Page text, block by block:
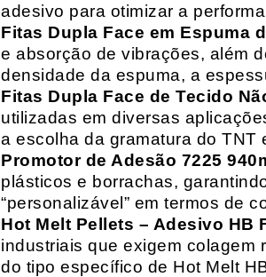
adesivo para otimizar a
Fitas Dupla Face em Espuma
e absorção de vibrações, além
densidade da espuma, a
Fitas Dupla Face de Tecido
utilizadas em diversas
a escolha da gramatura do TNT
Promotor de Adesão 7225
plásticos e borrachas,
“personalizável” em termos de
Hot Melt Pellets – Adesivo HB
industriais que exigem colagem
do tipo específico de Hot Melt